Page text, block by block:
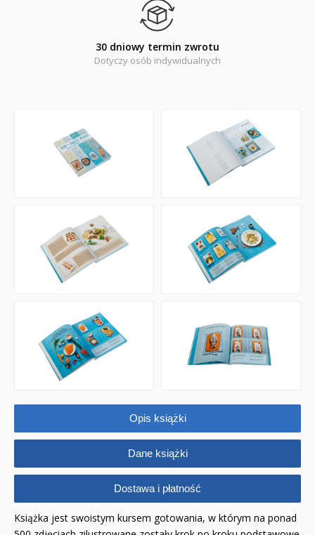
Encyklopedie, leksykony
Emocje i wartości
Książki religijne dla dzieci
Komiksy
Puzzle
Promocje
QUIZY I ŁAMIGŁÓWKI NA WAKACJE -35%
PROMOCJA ZESTAWY STARTOWE KAKADU
WYPRZEDAŻ
30 dniowy termin zwrotu
Dotyczy osób indywidualnych
Opis książki
Dane książki
Dostawa i płatność
Książka jest swoistym kursem gotowania, w którym na ponad